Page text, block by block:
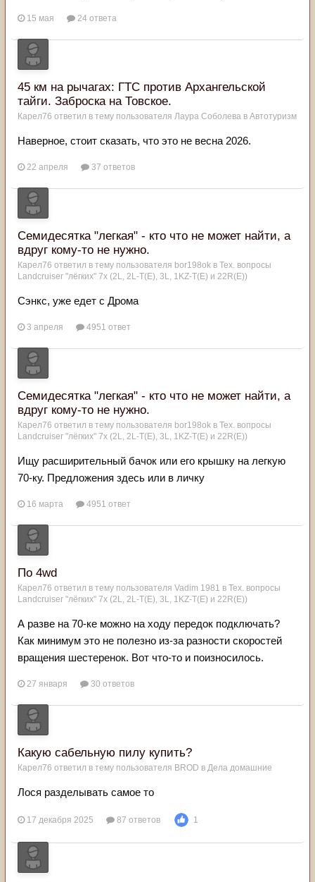
15 мая 24 ответа
45 км на рычагах: ГТС против Архангельской
тайги. Заброска на Товское.
Карел76 ответил в тему пользователя Лаура Соболева в Автотуризм
Наверное, стоит сказать, что это не весна 2026.
22 апреля 37 ответов
Семидесятка "легкая" - кто что не может найти, а
вдруг кому-то не нужно.
Карел76 ответил в тему пользователя bor198ok в Тех. вопросы
Landcruiser "лёгких" 7x (2L, 2L-T(Е), 3L, 1KZ-T(E) и 22R(Е))
Сэнкс, уже едет с Дрома
3 апреля 4951 ответ
Семидесятка "легкая" - кто что не может найти, а
вдруг кому-то не нужно.
Карел76 ответил в тему пользователя bor198ok в Тех. вопросы
Landcruiser "лёгких" 7x (2L, 2L-T(Е), 3L, 1KZ-T(E) и 22R(Е))
Ищу расширительный бачок или его крышку на легкую
70-ку. Предложения здесь или в личку
16 марта 4951 ответ
По 4wd
Карел76 ответил в тему пользователя Vadim 1981 в Тех. вопросы
Landcruiser "лёгких" 7x (2L, 2L-T(Е), 3L, 1KZ-T(E) и 22R(Е))
А разве на 70-ке можно на ходу передок подключать?
Как минимум это не полезно из-за разности скоростей
вращения шестеренок. Вот что-то и поизносилось.
27 января 30 ответов
Какую сабельную пилу купить?
Карел76 ответил в тему пользователя BROD в Дела домашние
Лося разделывать самое то
17 декабря 2025 87 ответов 1